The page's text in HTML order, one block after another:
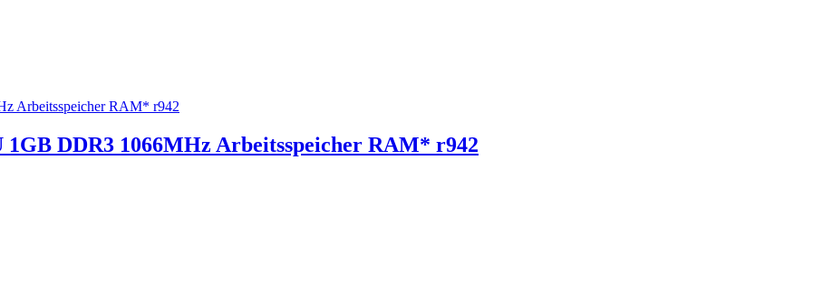
1GB DDR3 1066MHz Arbeitsspeicher RAM* r942